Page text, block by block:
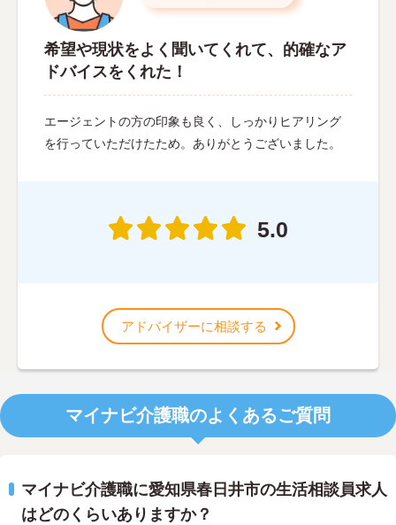
希望や現状をよく聞いてくれて、的確なア
ドバイスをくれた！
エージェントの方の印象も良く、しっかりヒアリング
を行っていただけたため。ありがとうございました。
5.0
アドバイザーに相談する
マイナビ介護職のよくあるご質問
マイナビ介護職に愛知県春日井市の生活相談員求人
はどのくらいありますか？